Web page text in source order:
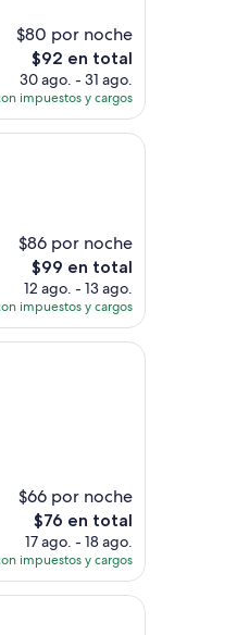
$80 por noche
El
precio
actual
es
de
$92 en total
30 ago. - 31 ago.
impuestos y cargos
$86 por noche
El
precio
actual
es
de
$99 en total
12 ago. - 13 ago.
impuestos y cargos
$66 por noche
El
precio
actual
es
de
$76 en total
17 ago. - 18 ago.
impuestos y cargos